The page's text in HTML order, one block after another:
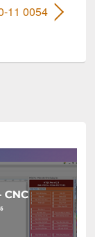
11 0054